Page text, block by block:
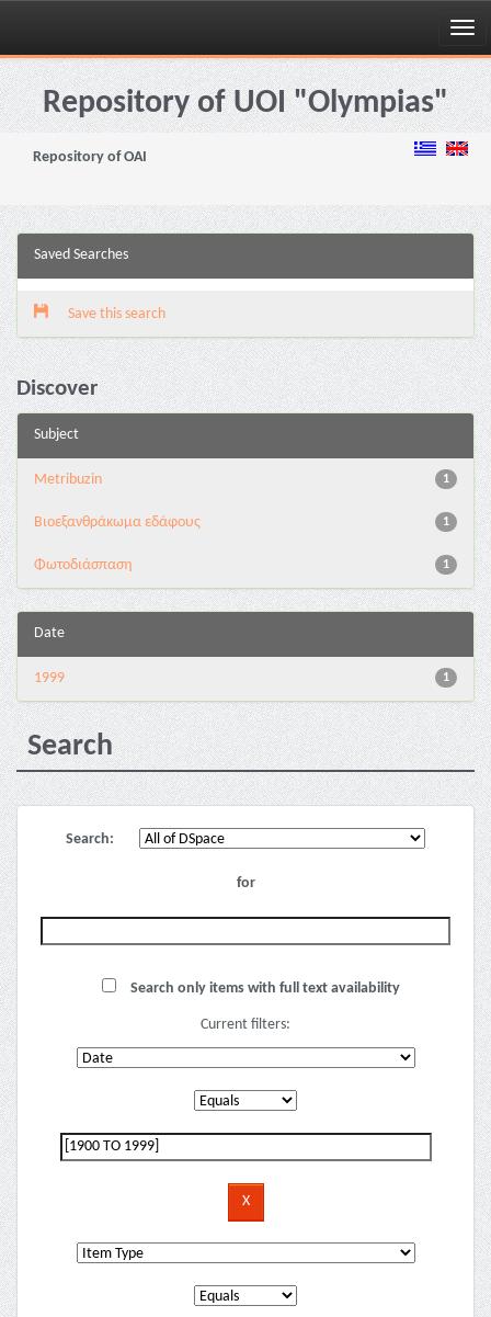
Skip
navigationRepository of UOI "Olympias"
Repository of OAI
Saved Searches
Save this search
Discover
Subject
1
Metribuzin
1
Βιοεξανθράκωμα εδάφους
1
Φωτοδιάσπαση
Date
1
1999
Search
Search:
for
Search only items with full text availability
Current filters: